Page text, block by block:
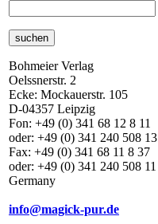
Bohmeier Verlag
Oelssnerstr. 2
Ecke: Mockauerstr. 105
D-04357 Leipzig
Fon: +49 (0) 341 68 12 8 11
oder: +49 (0) 341 240 508 13
Fax: +49 (0) 341 68 11 8 37
oder: +49 (0) 341 240 508 11
Germany
info@magick-pur.de